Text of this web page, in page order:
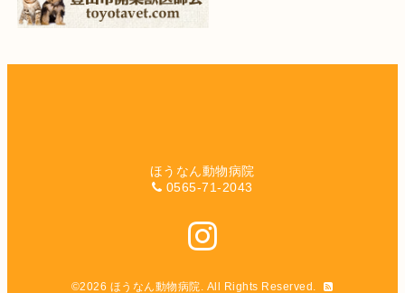
ほうなん動物病院
0565-71-2043
©2026 ほうなん動物病院. All Rights Reserved.